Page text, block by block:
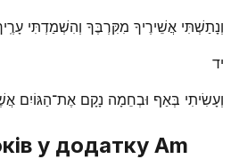
וְנָתַשְׁתִּי אֲשֵׁירֶיךָ מִקִּרְבֶּךָ וְהִשְׁמַדְתִּי
יד
וְעָשִׂיתִי בְּאַף וּבְחֵמָה נָקָם אֶת־הַגּוֹיִם
у додатку Am